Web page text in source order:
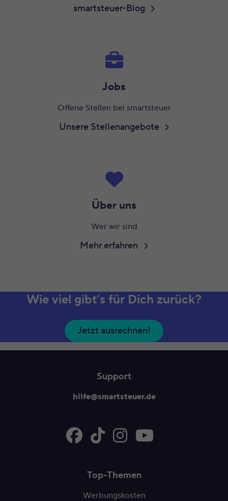
smartsteuer-Blog
Jobs
Offene Stellen bei smartsteuer
Unsere Stellenangebote
Über uns
Wer wir sind
Mehr erfahren
Wie viel gibt’s für Dich zurück?
Jetzt ausrechnen!
Support
hilfe@smartsteuer.de
Top-Themen
Werbungskosten